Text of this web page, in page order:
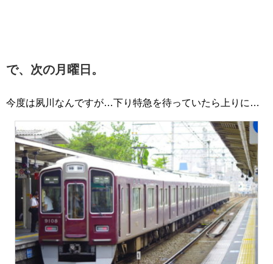
で、次の月曜日。
今度は夙川なんですが…下り特急を待っていたら上りに…